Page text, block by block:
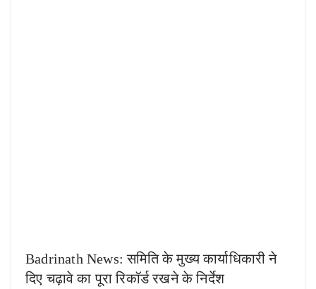
Badrinath News: समिति के मुख्य कार्याधिकारी ने
दिए चढ़ावे का पूरा रिकॉर्ड रखने के निर्देश